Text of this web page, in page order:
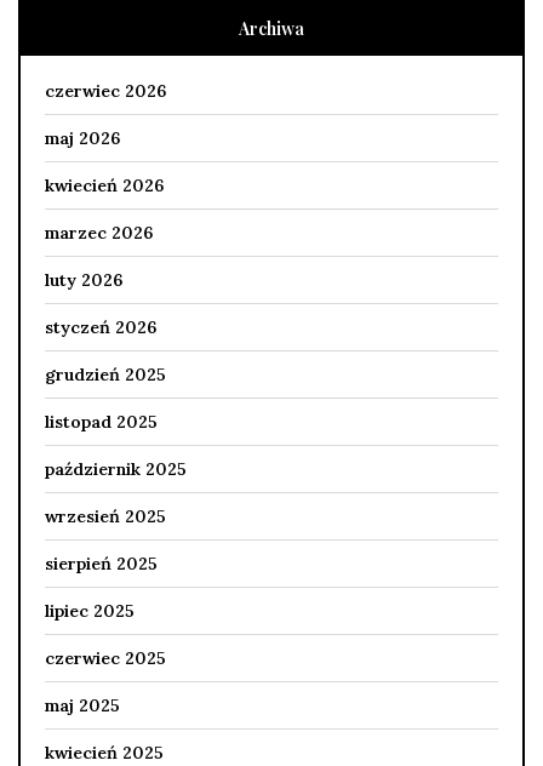
Archiwa
czerwiec 2026
maj 2026
kwiecień 2026
marzec 2026
luty 2026
styczeń 2026
grudzień 2025
listopad 2025
październik 2025
wrzesień 2025
sierpień 2025
lipiec 2025
czerwiec 2025
maj 2025
kwiecień 2025